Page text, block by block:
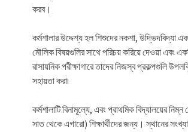
করব।
কর্মশালার উদ্দেশ্য হল শিশুদের নকশা, উদ্ভিদবিদ্যা
মৌলিক বিষয়গুলির সাথে পরিচয় করিয়ে দেওয়া এবং
রাসায়নিক পরীক্ষাগারে তাদের নিজস্ব প্রকল্পগুলি
সহায়তা করা৷
কর্মশালাটি বিনামূল্যে, এবং প্রাথমিক বিদ্যালয়ের
সাত থেকে এগারো) শিক্ষার্থীদের জন্য। স্থানের